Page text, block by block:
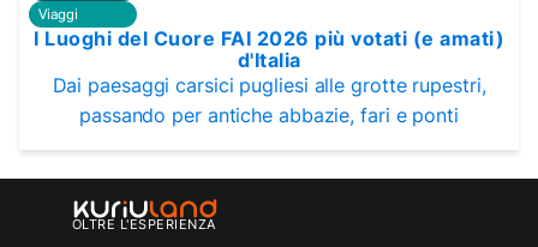
Viaggi
I Luoghi del Cuore FAI 2026 più votati (e amati)
d'Italia
Dai paesaggi carsici pugliesi alle grotte rupestri,
passando per antiche abbazie, fari e ponti
OLTRE L'ESPERIENZA